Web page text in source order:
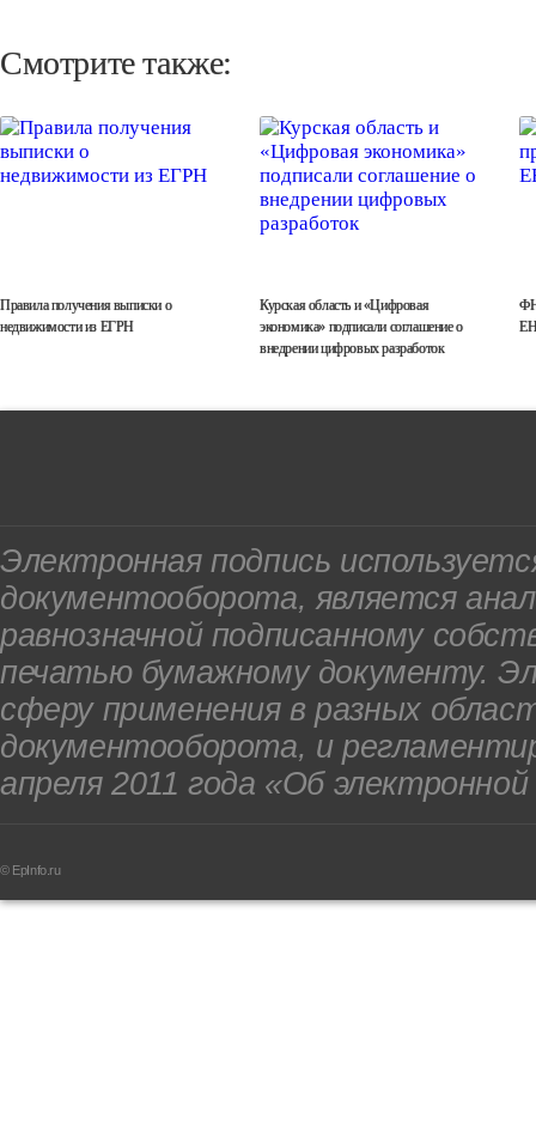
Смотрите также:
Правила получения выписки о
недвижимости из ЕГРН
Курская область и «Цифровая
экономика» подписали соглашение о
внедрении цифровых разработок
Электронная подпись
документооборота, является
равнозначной подписанному
печатью бумажному документу.
сферу применения в разных
документооборота, и
апреля 2011 года «Об
© EpInfo.ru